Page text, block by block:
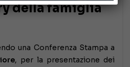
della famiglia
una Conferenza Stampa a
, per la presentazione dei